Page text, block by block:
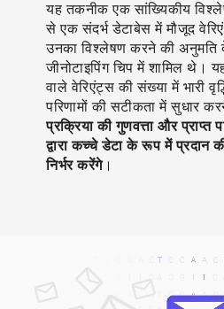
यह तकनीक एक सांख्यिकीय
से एक संदर्भ डेटाबेस में मौजूद
उनका विश्लेषण करने की अनुमति
जीनोटाइपिंग चिप में शामिल थे।
वाले वेरिएंट्स की संख्या में भारी
परिणामों की सटीकता में सुधार
प्रक्रिया की गुणवत्ता और प्राप्त
द्वारा कच्चे डेटा के रूप में प्रदान
निर्भर करेंगे।